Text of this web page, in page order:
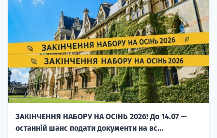
ЗАКІНЧЕННЯ НАБОРУ НА ОСІНЬ 2026! До 14.07 —
останній шанс подати документи на вс...